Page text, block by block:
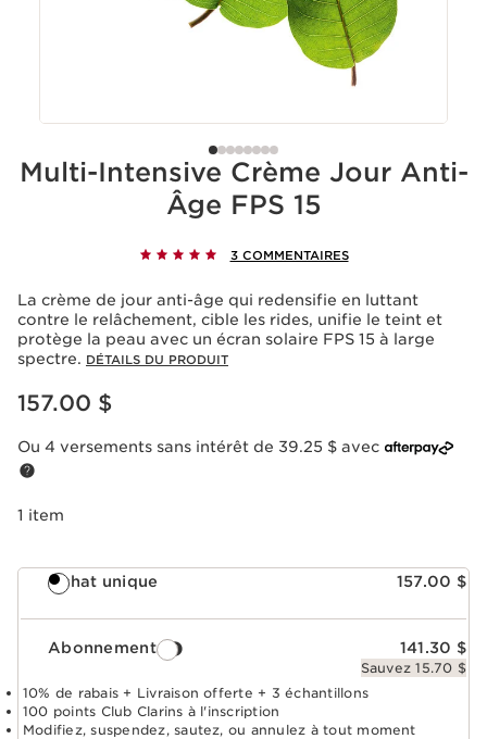
Multi-Intensive Crème Jour Anti-
Âge FPS 15
3 COMMENTAIRES
La crème de jour anti-âge qui redensifie en luttant
contre le relâchement, cible les rides, unifie le teint et
protège la peau avec un écran solaire FPS 15 à large
spectre. DÉTAILS DU PRODUIT
Nouveau prix 157.00 $
157.00 $
Ou 4 versements sans intérêt de 39.25 $ avec
1 item
Achat unique 157.00 $
Abonnement 141.30 $
Sauvez 15.70 $
10% de rabais + Livraison offerte + 3 échantillons
100 points Club Clarins à l'inscription
Modifiez, suspendez, sautez, ou annulez à tout moment